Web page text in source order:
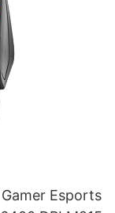
Esports